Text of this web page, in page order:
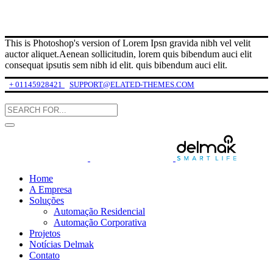
This is Photoshop's version of Lorem Ipsn gravida nibh vel velit
auctor aliquet.Aenean sollicitudin, lorem quis bibendum auci elit
consequat ipsutis sem nibh id elit. quis bibendum auci elit.
+ 01145928421 SUPPORT@ELATED-THEMES.COM
Home
A Empresa
Soluções
Automação Residencial
Automação Corporativa
Projetos
Notícias Delmak
Contato